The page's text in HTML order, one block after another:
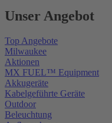
Unser Angebot
Top Angebote
Milwaukee
Aktionen
MX FUEL™ Equipment
Akkugeräte
Kabelgeführte Geräte
Outdoor
Beleuchtung